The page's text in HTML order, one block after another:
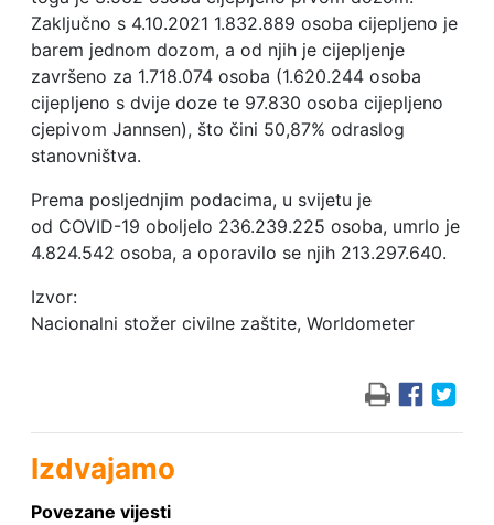
Zaključno s 4.10.2021 1.832.889 osoba cijepljeno je
barem jednom dozom, a od njih je cijepljenje
završeno za 1.718.074 osoba (1.620.244 osoba
cijepljeno s dvije doze te 97.830 osoba cijepljeno
cjepivom Jannsen), što čini 50,87% odraslog
stanovništva.
Prema posljednjim podacima, u svijetu je
od COVID-19 oboljelo 236.239.225 osoba, umrlo je
4.824.542 osoba, a oporavilo se njih 213.297.640.
Izvor:
Nacionalni stožer civilne zaštite, Worldometer
Izdvajamo
Povezane vijesti